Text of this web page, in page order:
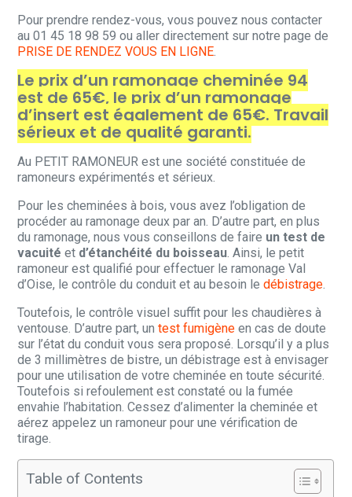
Pour prendre rendez-vous, vous pouvez nous contacter
au 01 45 18 98 59 ou aller directement sur notre page de
PRISE DE RENDEZ VOUS EN LIGNE.
Le prix d’un ramonage cheminée 94
est de 65€, le prix d’un ramonage
d’insert est également de 65€. Travail
sérieux et de qualité garanti.
Au PETIT RAMONEUR est une société constituée de
ramoneurs expérimentés et sérieux.
Pour les cheminées à bois, vous avez l’obligation de
procéder au ramonage deux par an. D’autre part, en plus
du ramonage, nous vous conseillons de faire un test de
vacuité et d’étanchéité du boisseau. Ainsi, le petit
ramoneur est qualifié pour effectuer le ramonage Val
d’Oise, le contrôle du conduit et au besoin ledébistrage.
Toutefois, le contrôle visuel suffit pour les chaudières à
ventouse. D’autre part, untest fumigène en cas de doute
sur l’état du conduit vous sera proposé. Lorsqu’il y a plus
de 3 millimètres de bistre, un débistrage est à envisager
pour une utilisation de votre cheminée en toute sécurité.
Toutefois si refoulement est constaté ou la fumée
envahie l’habitation. Cessez d’alimenter la cheminée et
aérez appelez un ramoneur pour une vérification de
tirage.
Table of Contents